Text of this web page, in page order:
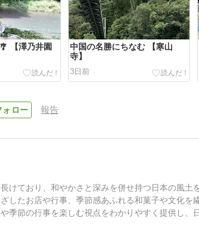
【澤乃井園
中国の名勝にちなむ 【寒山
寺】
3日前
報告
けており、和やかさと深みを併せ持つ日本の風土
したお店や行事、季節感あふれる和菓子や文化を
季節の行事を楽しむ視点をわかりやすく提供し、